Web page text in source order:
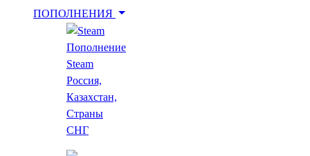
ПОПОЛНЕНИЯ
Пополнение
Steam
Россия,
Казахстан,
Страны
СНГ
Укажи игру для поиска лучшей цены